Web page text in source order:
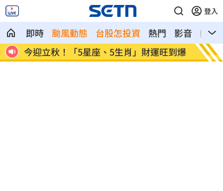
登入
即時 颱風動態 台股怎投資 熱門 影音
熱搜
今迎立秋！「5星座、5生肖」財運旺到爆 白海